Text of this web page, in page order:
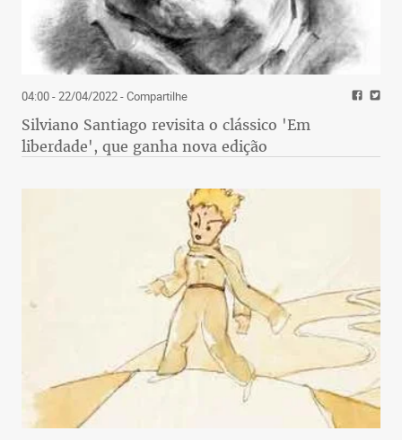
04:00 - 22/04/2022- Compartilhe
Silviano Santiago revisita o clássico 'Em
liberdade', que ganha nova edição